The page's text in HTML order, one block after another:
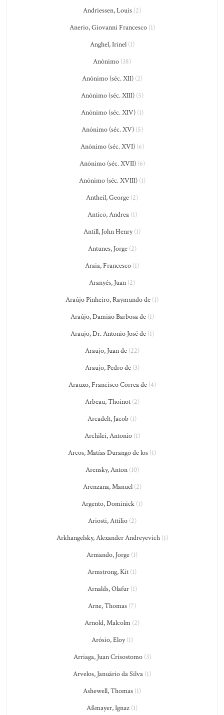
Andriessen, Louis (2)
Anerio, Giovanni Francesco(1)
Anghel, Irinel(1)
Anônimo (38)
Anônimo (séc. XII)(2)
Anônimo (séc. XIII)(5)
Anônimo (séc. XIV)(1)
Anônimo (séc. XV)(5)
Anônimo (séc. XVI)(6)
Anônimo (séc. XVII)(6)
Anônimo (séc. XVIII)(1)
Antheil, George (2)
Antico, Andrea(1)
Antill, John Henry(1)
Antunes, Jorge(2)
Araia, Francesco (1)
Aranyés, Juan (2)
Araújo Pinheiro, Raymundo de (1)
Araújo, Damião Barbosa de(1)
Araujo, Dr. Antonio José de(1)
Araujo, Juan de(22)
Araujo, Pedro de(3)
Arauxo, Francisco Correa de(4)
Arbeau, Thoinot(2)
Arcadelt, Jacob (1)
Archilei, Antonio(1)
Arcos, Matías Durango de los (1)
Arensky, Anton(10)
Arenzana, Manuel(2)
Argento, Dominick (1)
Ariosti, Attilio(2)
Arkhangelsky, Alexander Andreyevich(1)
Armando, Jorge (1)
Armstrong, Kit (1)
Arnalds, Olafur(1)
Arne, Thomas (7)
Arnold, Malcolm (2)
Arósio, Eloy(1)
Arriaga, Juan Crisostomo(3)
Arvelos, Januário da Silva (1)
Ashewell, Thomas (1)
Aßmayer, Ignaz (1)